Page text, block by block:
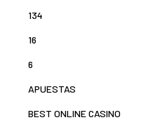
134
16
6
APUESTAS
BEST ONLINE CASINO